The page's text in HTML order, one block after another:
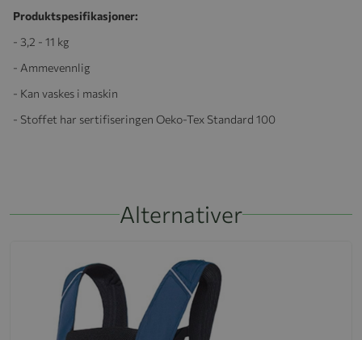
Produktspesifikasjoner:
- 3,2 - 11 kg
- Ammevennlig
- Kan vaskes i maskin
- Stoffet har sertifiseringen Oeko-Tex Standard 100
Alternativer